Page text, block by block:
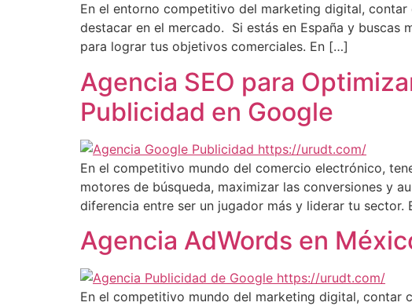
En el entorno competitivo del marketing digital,
destacar en el mercado. Si estás en España y buscas
para lograr tus objetivos comerciales. En […]
Agencia SEO para
Publicidad en Google
En el competitivo mundo del comercio electrónico,
motores de búsqueda, maximizar las conversiones y
diferencia entre ser un jugador más y liderar tu sector.
Agencia AdWords en
En el competitivo mundo del marketing digital, contar